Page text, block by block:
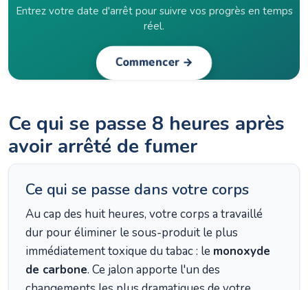
Entrez votre date d'arrêt pour suivre vos progrès en temps
réel.
Commencer →
Ce qui se passe 8 heures après
avoir arrêté de fumer
Ce qui se passe dans votre corps
Au cap des huit heures, votre corps a travaillé
dur pour éliminer le sous-produit le plus
immédiatement toxique du tabac : le monoxyde
de carbone. Ce jalon apporte l'un des